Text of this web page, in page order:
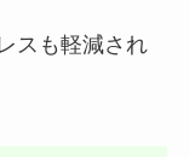
スも軽減され